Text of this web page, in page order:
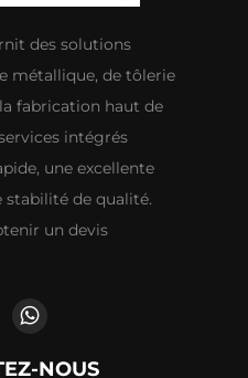
des solutions
métallique, de tôlerie
fabrication haut de
intégrés
une excellente
stabilité de qualité.
un devis
NOUS